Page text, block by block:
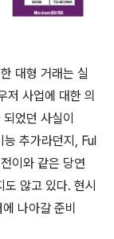
대형 거래는 실
사업에 대한 의
었던 사실이
추가라던지, Ful
이와 같은 당연
않고 있다. 현시
나아갈 준비